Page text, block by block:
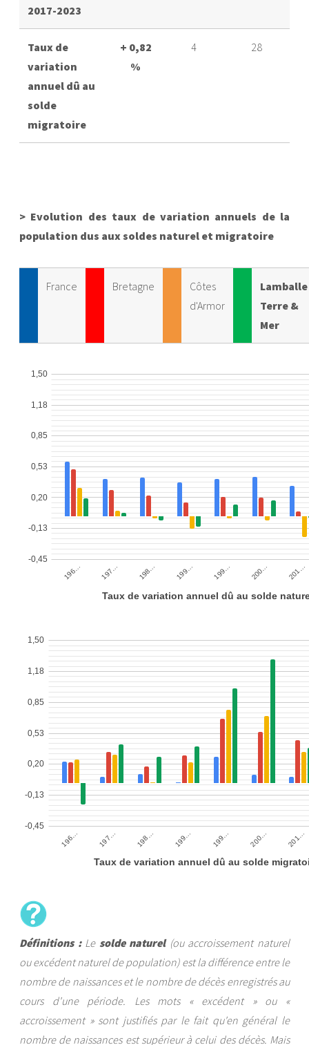
2017-2023
Taux de
variation
annuel dû au
solde
migratoire
+ 0,82
%
4 28
> Evolution des taux de variation annuels de la
population dus aux soldes naturel et migratoire
France Bretagne
Côtes
d'Armor
Lamballe
Terre &
Mer
Définitions : Le solde naturel(ou accroissement naturel
ou excédent naturel de population) est la différence entre le
nombre de naissances et le nombre de décès enregistrés au
cours d'une période. Les mots « excédent » ou «
accroissement » sont justifiés par le fait qu'en général le
nombre de naissances est supérieur à celui des décès. Mais